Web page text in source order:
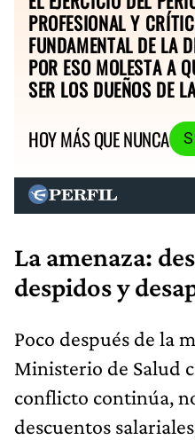
PROFESIONAL Y
FUNDAMENTAL DE LA
POR ESO MOLESTA A
SER LOS DUEÑOS DE
HOY MÁS QUE NUNCA
La amenaza:
despidos y
Poco después de la
Ministerio de Salud
conflicto continúa,
descuentos